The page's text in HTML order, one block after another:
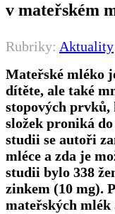
v mateřském
Rubriky: Aktuality
Mateřské mléko
dítěte, ale také
stopových
složek proniká
studii se autoři
mléce a zda je
studii bylo 338
zinkem (10 mg).
mateřských mlék